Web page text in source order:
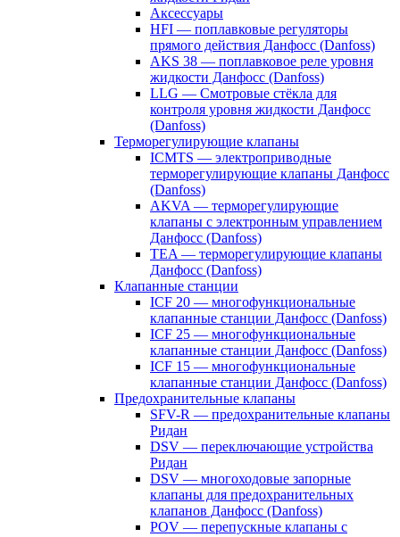
Аксессуары
HFI — поплавковые регуляторы
прямого действия Данфосс (Danfoss)
AKS 38 — поплавковое реле уровня
жидкости Данфосс (Danfoss)
LLG — Смотровые стёкла для
контроля уровня жидкости Данфосс
(Danfoss)
Терморегулирующие клапаны
ICMTS — электроприводные
терморегулирующие клапаны Данфосс
(Danfoss)
AKVA — терморегулирующие
клапаны с электронным управлением
Данфосс (Danfoss)
TEA — терморегулирующие клапаны
Данфосс (Danfoss)
Клапанные станции
ICF 20 — многофункциональные
клапанные станции Данфосс (Danfoss)
ICF 25 — многофункциональные
клапанные станции Данфосс (Danfoss)
ICF 15 — многофункциональные
клапанные станции Данфосс (Danfoss)
Предохранительные клапаны
SFV-R — предохранительные клапаны
Ридан
DSV — переключающие устройства
Ридан
DSV — многоходовые запорные
клапаны для предохранительных
клапанов Данфосс (Danfoss)
POV — перепускные клапаны с